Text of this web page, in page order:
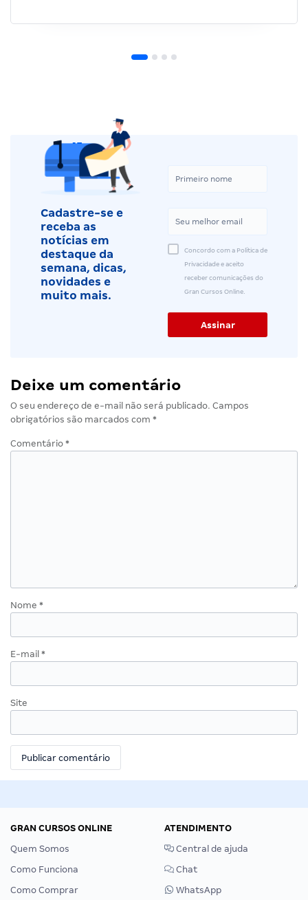
Cadastre-se e
receba as
notícias em
destaque da
semana, dicas,
novidades e
muito mais.
Concordo com a Política de
Privacidade e aceito
receber comunicações do
Gran Cursos Online.
Deixe um comentário
O seu endereço de e-mail não será publicado. Campos
obrigatórios são marcados com *
Comentário *
Nome *
E-mail *
Site
GRAN CURSOS ONLINE
Quem Somos
Como Funciona
Como Comprar
ATENDIMENTO
Central de ajuda
Chat
WhatsApp